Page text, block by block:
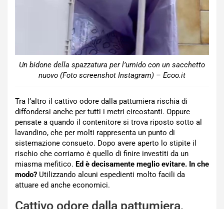
Un bidone della spazzatura per l’umido con un sacchetto
nuovo (Foto screenshot Instagram) – Ecoo.it
Tra l’altro il cattivo odore dalla pattumiera rischia di
diffondersi anche per tutti i metri circostanti. Oppure
pensate a quando il contenitore si trova riposto sotto al
lavandino, che per molti rappresenta un punto di
sistemazione consueto. Dopo avere aperto lo stipite il
rischio che corriamo è quello di finire investiti da un
miasma mefitico. Ed è decisamente meglio evitare. In che
modo? Utilizzando alcuni espedienti molto facili da
attuare ed anche economici.
Cattivo odore dalla pattumiera,